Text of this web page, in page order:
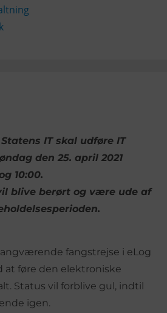
IT skal udføre IT
den 25. april 2021
10:00.
blive berørt og være ude af
fangstrejse i eLog
føre den elektroniske
Status vil forblive gul, indtil
igen.